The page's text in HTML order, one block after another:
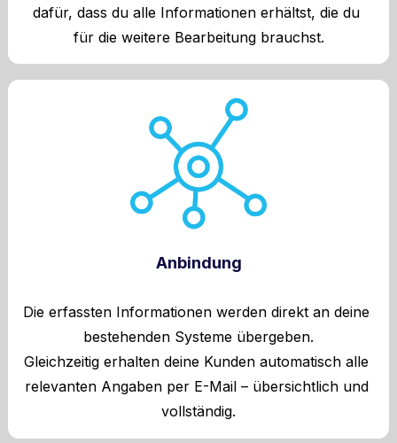
dafür, dass du alle Informationen erhältst, die du
für die weitere Bearbeitung brauchst.
Anbindung
Die erfassten Informationen werden direkt an deine
bestehenden Systeme übergeben.
Gleichzeitig erhalten deine Kunden automatisch alle
relevanten Angaben per E-Mail – übersichtlich und
vollständig.